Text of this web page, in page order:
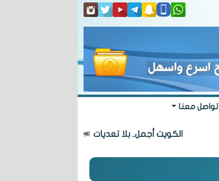
تواصل معنا
الكويت أجمل.. بلا تعديات